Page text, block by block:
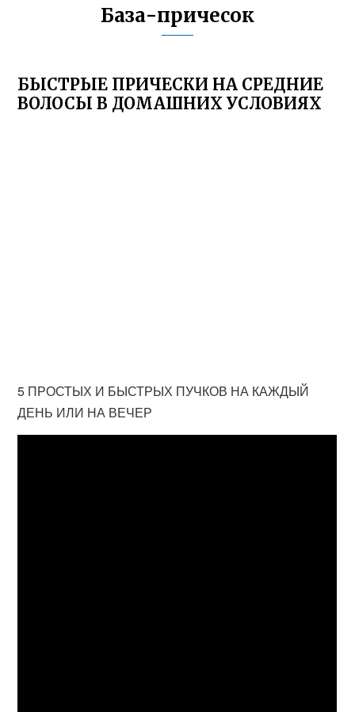
База-причесок
БЫСТРЫЕ ПРИЧЕСКИ НА СРЕДНИЕ
ВОЛОСЫ В ДОМАШНИХ УСЛОВИЯХ
5 ПРОСТЫХ И БЫСТРЫХ ПУЧКОВ НА КАЖДЫЙ
ДЕНЬ ИЛИ НА ВЕЧЕР